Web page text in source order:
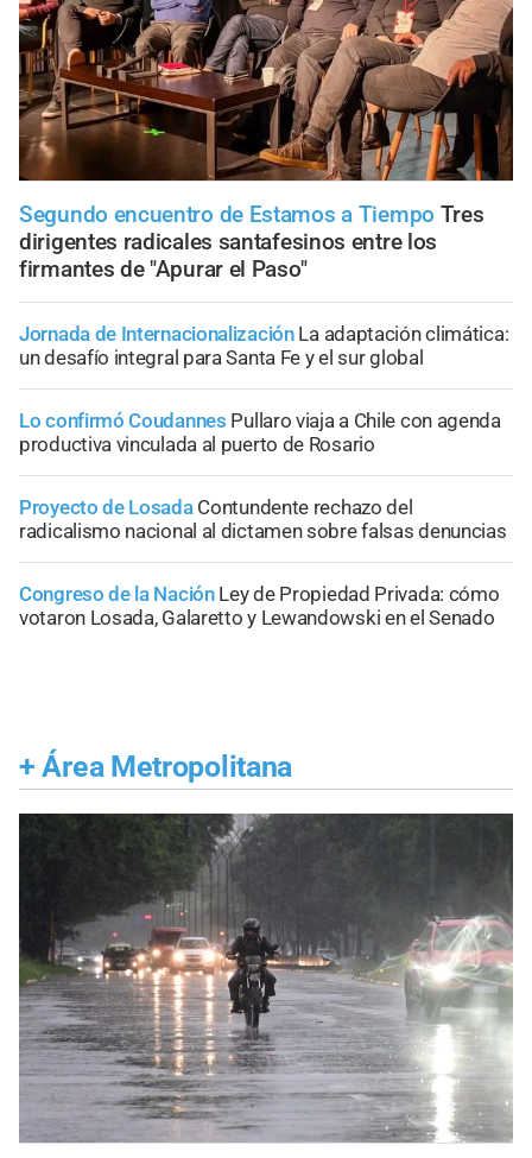
Segundo encuentro de Estamos a Tiempo Tres
dirigentes radicales santafesinos entre los
firmantes de "Apurar el Paso"
Jornada de Internacionalización La adaptación climática:
un desafío integral para Santa Fe y el sur global
Lo confirmó Coudannes Pullaro viaja a Chile con agenda
productiva vinculada al puerto de Rosario
Proyecto de Losada Contundente rechazo del
radicalismo nacional al dictamen sobre falsas denuncias
Congreso de la Nación Ley de Propiedad Privada: cómo
votaron Losada, Galaretto y Lewandowski en el Senado
+ Área Metropolitana